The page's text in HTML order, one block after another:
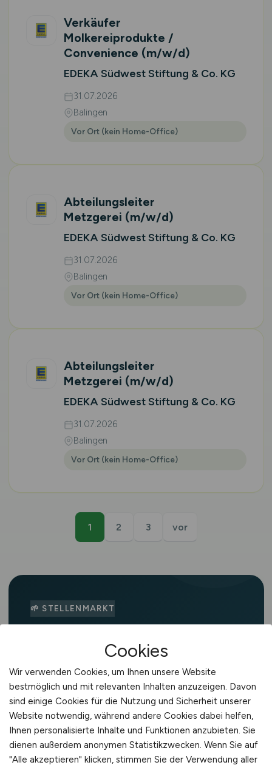
Verkäufer
Molkereiprodukte /
Convenience (m/w/d)
EDEKA Südwest Stiftung & Co. KG
31.07.2026
Balingen
Vor Ort (kein Home-Office)
Abteilungsleiter
Metzgerei (m/w/d)
EDEKA Südwest Stiftung & Co. KG
31.07.2026
Balingen
Vor Ort (kein Home-Office)
Abteilungsleiter
Metzgerei (m/w/d)
EDEKA Südwest Stiftung & Co. KG
31.07.2026
Balingen
Vor Ort (kein Home-Office)
1 2 3 vor
🌱 STELLENMARKT
Agrar-Jobs in Balingen
Die Agrarwirtschaft rund um Balingen ist
geprägt von Weinbau, Obstbau,
Sonderkulturen und Milchwirtschaft.
Betriebe in der Region suchen Fachkräfte
mit unterschiedlichen Qualifikationen. Auf
AGRAR.JOBS findest du täglich
Cookies
Wir verwenden Cookies, um Ihnen unsere Website
bestmöglich und mit relevanten Inhalten anzuzeigen. Davon
sind einige Cookies für die Nutzung und Sicherheit unserer
Website notwendig, während andere Cookies dabei helfen,
Ihnen personalisierte Inhalte und Funktionen anzubieten. Sie
dienen außerdem anonymen Statistikzwecken. Wenn Sie auf
"Alle akzeptieren" klicken, stimmen Sie der Verwendung aller